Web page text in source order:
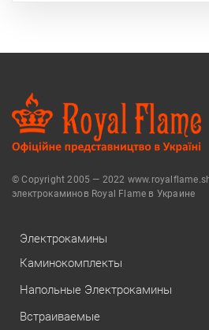
© Copyright 2005 — 2022
электрокаминов Royal Flame в Украине
Электрокамины
Каминокомплекты
Напольные Электрокамины
Встраиваемые